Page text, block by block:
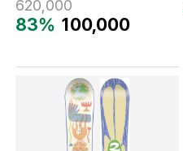
620,000
83% 100,000